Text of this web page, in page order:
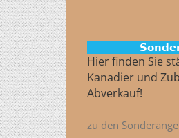
Hier finden Sie
Kanadier und
Abverkauf!
zu den